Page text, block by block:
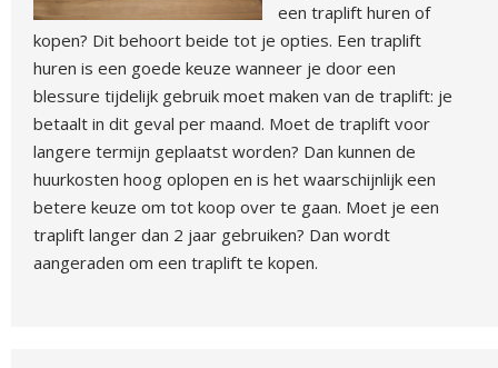
een traplift huren of
kopen? Dit behoort beide tot je opties. Een traplift
huren is een goede keuze wanneer je door een
blessure tijdelijk gebruik moet maken van de traplift: je
betaalt in dit geval per maand. Moet de traplift voor
langere termijn geplaatst worden? Dan kunnen de
huurkosten hoog oplopen en is het waarschijnlijk een
betere keuze om tot koop over te gaan. Moet je een
traplift langer dan 2 jaar gebruiken? Dan wordt
aangeraden om een traplift te kopen.